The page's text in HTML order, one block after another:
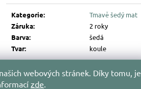
webových stránek. Díky tomu, je
zde
Kategorie:
Tmavě šedý mat
Záruka:
2 roky
Barva:
šedá
Tvar: koule